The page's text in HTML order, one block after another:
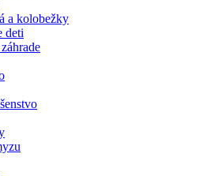
a kolobežky
deti